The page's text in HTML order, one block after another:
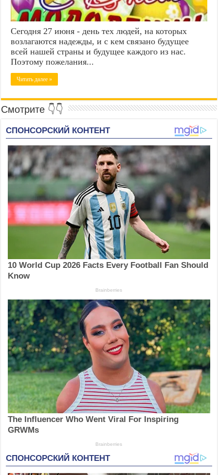
Сегодня 27 июня - день тех людей, на которых
возлагаются надежды, и с кем связано будущее
всей нашей страны и будущее каждого из нас.
Поэтому пожелания...
Читать далее »
Смотрите 👇👇